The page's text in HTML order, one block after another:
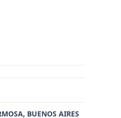
FABRICANTES
BUENOS AIRES